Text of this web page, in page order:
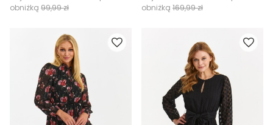
obniżką 99,99 zł
obniżką 169,99 zł